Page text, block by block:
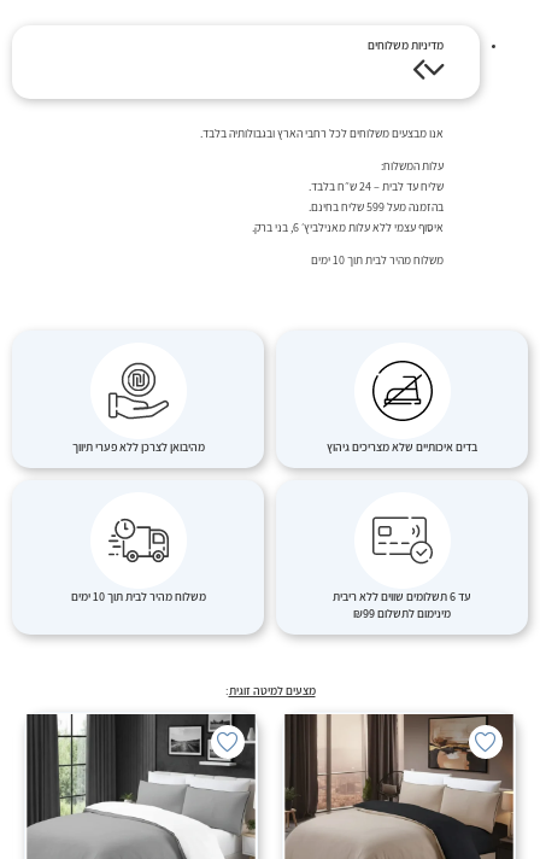
מדיניות משלוחים
אנו מבצעים משלוחים לכל רחבי הארץ ובגבולותיה בלבד.
עלות המשלוח:
שליח עד לבית – 24 ש״ח בלבד.
בהזמנה מעל 599 שליח בחינם.
איסוף עצמי ללא עלות מאנילביץ׳ 6, בני ברק.
משלוח מהיר לבית תוך 10 ימים
בדים איכותיים שלא מצריכים גיהוץ מהיבואן לצרכן ללא פערי תיווך
עד 6 תשלומים שווים ללא ריבית
מינימום לתשלום ₪99
משלוח מהיר לבית תוך 10 ימים
מצעים למיטה זוגית: